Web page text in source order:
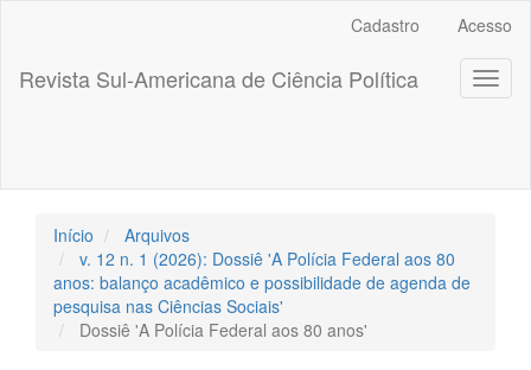
##plugins.themes.bootstrap3.accessible_menu.main_content##
##plugins.themes.bootstrap3.accessible_menu.sidebar##
Cadastro Acesso
Revista Sul-Americana de Ciência Política
Início
Arquivos
v. 12 n. 1 (2026): Dossiê 'A Polícia Federal aos 80
anos: balanço acadêmico e possibilidade de agenda de
pesquisa nas Ciências Sociais'
Dossiê 'A Polícia Federal aos 80 anos'